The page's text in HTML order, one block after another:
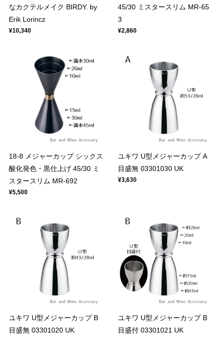
なカクテルメイク BIRDY. by
Erik Lorincz
¥10,340
45/30 ミスタースリム MR-65
3
¥2,860
18-8 メジャーカップ シックス
酸化発色・黒仕上げ 45/30 ミ
スタースリム MR-692
¥5,500
ユキワ U型メジャーカップ A
目盛無 03301030 UK
¥3,630
ユキワ U型メジャーカップ B
目盛無 03301020 UK
ユキワ U型メジャーカップ B
目盛付 03301021 UK